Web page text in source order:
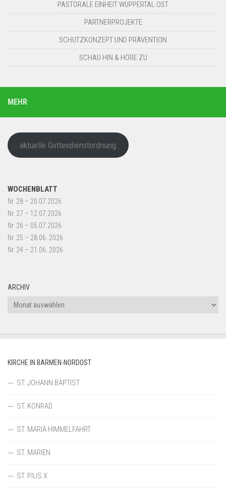
PASTORALE EINHEIT WUPPERTAL OST
PARTNERPROJEKTE
SCHUTZKONZEPT UND PRÄVENTION
SCHAU HIN & HÖRE ZU
MEHR
aktuelle Gottesdienstordnung
WOCHENBLATT
Nr. 28 – 20.07.2026
Nr. 27 – 12.07.2026
Nr. 26 – 05.07.2026
Nr. 25 – 28.06..2026
Nr. 24 – 21.06..2026
ARCHIV
Archiv
KIRCHE IN BARMEN-NORDOST
ST. JOHANN BAPTIST
ST. KONRAD
ST. MARIÄ HIMMELFAHRT
ST. MARIEN
ST. PIUS X.